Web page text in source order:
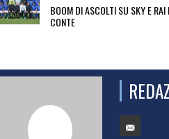
BOOM DI ASCOLTI SU SKY E
CONTE